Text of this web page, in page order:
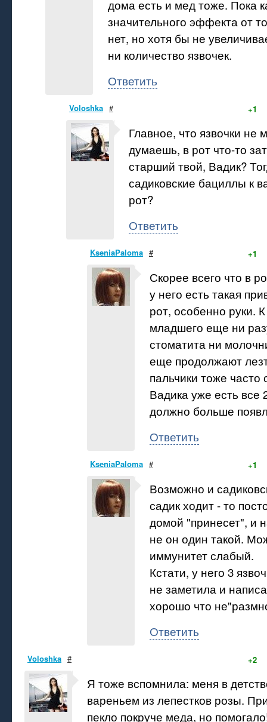
дома есть и мед тоже. Пока
значительного эффекта от
нет, но хотя бы не
ни количество язвочек.
Ответить
Voloshka # +1
Главное, что язвочки не
думаешь, в рот что-то
старший твой, Вадик?
садиковские бациллы к
рот?
Ответить
KseniaPaloma # +1
Скорее всего что в
у него есть такая
рот, особенно руки.
младшего еще ни
стоматита ни
еще продолжают
пальчики тоже часто
Вадика уже есть все
должно больше
Ответить
KseniaPaloma # +1
Возможно и
садик ходит - то
домой "принесет", и
не он один такой.
иммунитет слабый.
Кстати, у него 3
не заметила и
хорошо что
Ответить
Voloshka # +2
Я тоже вспомнила: меня в
вареньем из лепестков розы.
пекло покруче меда, но